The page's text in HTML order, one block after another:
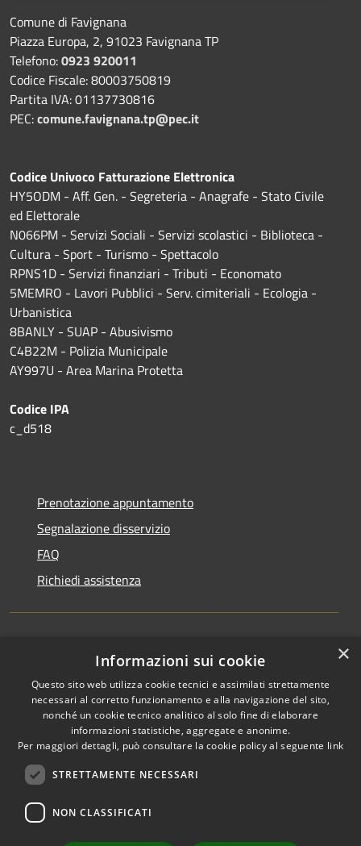
Comune di Favignana
Piazza Europa, 2, 91023 Favignana TP
Telefono:0923 920011
Codice Fiscale: 80003750819
Partita IVA: 01137730816
PEC:comune.favignana.tp@pec.it
Codice Univoco Fatturazione Elettronica
HY5ODM - Aff. Gen. - Segreteria - Anagrafe - Stato Civile
ed Elettorale
N066PM - Servizi Sociali - Servizi scolastici - Biblioteca -
Cultura - Sport - Turismo - Spettacolo
RPNS1D - Servizi finanziari - Tributi - Economato
5MEMRO - Lavori Pubblici - Serv. cimiteriali - Ecologia -
Urbanistica
8BANLY - SUAP - Abusivismo
C4B22M - Polizia Municipale
AY997U - Area Marina Protetta
Codice IPA
c_d518
Prenotazione appuntamento
Segnalazione disservizio
FAQ
Richiedi assistenza
Amministrazione trasparente
Informativa privacy
Note legali
Dichiarazione di accessibilità
RSS
×
Informazioni sui cookie
Questo sito web utilizza cookie tecnici e assimilati strettamente
necessari al corretto funzionamento e alla navigazione del sito,
nonché un cookie tecnico analitico al solo fine di elaborare
informazioni statistiche, aggregate e anonime.
Per maggiori dettagli, può consultare la cookie policy al seguente link
STRETTAMENTE NECESSARI
NON CLASSIFICATI